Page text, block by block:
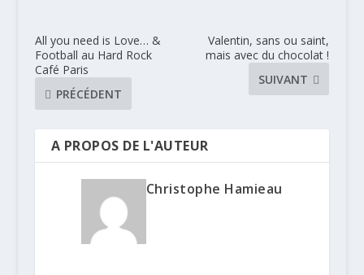
All you need is Love… &
Football au Hard Rock
Café Paris
PRÉCÉDENT
Valentin, sans ou saint,
mais avec du chocolat !
SUIVANT
A PROPOS DE L'AUTEUR
Christophe Hamieau